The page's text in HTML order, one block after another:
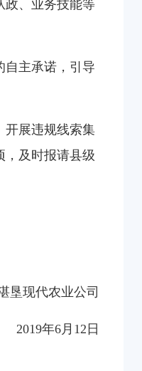
政、业务技能等
自主承诺，引导
开展违规线索集
，及时报请县级
垦现代农业公司
2019年6月12日